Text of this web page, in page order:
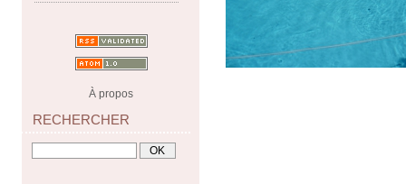
À propos
RECHERCHER